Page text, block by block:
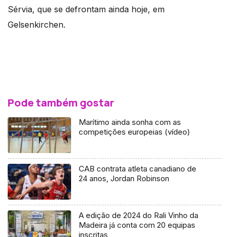
Sérvia, que se defrontam ainda hoje, em
Gelsenkirchen.
Pode também gostar
Marítimo ainda sonha com as
competições europeias (vídeo)
CAB contrata atleta canadiano de
24 anos, Jordan Robinson
A edição de 2024 do Rali Vinho da
Madeira já conta com 20 equipas
inscritas